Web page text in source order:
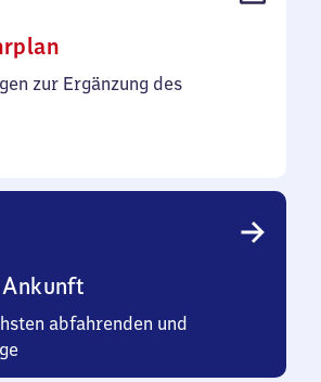
98
zur Ergänzung des
abfahrenden und